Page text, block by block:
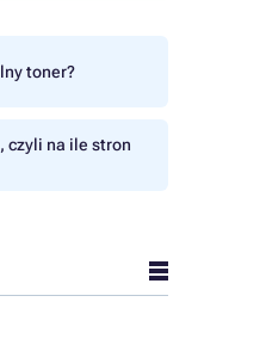
toner?
czyli na ile stron